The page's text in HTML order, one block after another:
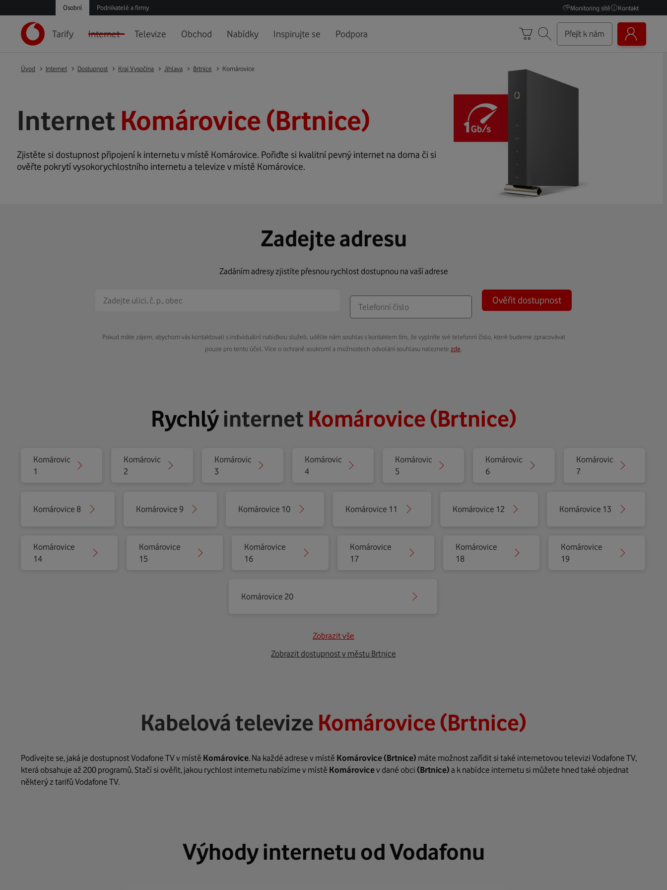
Osobní Podnikatelé a firmy Monitoring sítě Kontakt
Tarify Internet Televize Obchod Nabídky Inspirujte se Podpora Přejít k nám
Úvod Internet Dostupnost Kraj Vysočina Jihlava Brtnice Komárovice
Internet Komárovice (Brtnice)
Zjistěte si dostupnost připojení k internetu v místě Komárovice. Pořiďte si kvalitní pevný internet na doma či si
ověřte pokrytí vysokorychlostního internetu a televize v místě Komárovice.
Zadejte adresu
Zadáním adresy zjistíte přesnou rychlost dostupnou na vaší adrese
Ověřit dostupnost
Pokud máte zájem, abychom vás kontaktovali s individuální nabídkou služeb, udělte nám souhlas s kontaktem tím, že vyplníte své telefonní číslo, které budeme zpracovávat
pouze pro tento účel. Více o ochraně soukromí a možnostech odvolání souhlasu naleznete zde
Rychlýinternet Komárovice (Brtnice)
Komárovice
1
Komárovice
2
Komárovice
3
Komárovice
4
Komárovice
5
Komárovice
6
Komárovice
7
Komárovice 8 Komárovice 9 Komárovice 10 Komárovice 11 Komárovice 12 Komárovice 13
Komárovice
14
Komárovice
15
Komárovice
16
Komárovice
17
Komárovice
18
Komárovice
19
Komárovice 20
Zobrazit vše
Zobrazit dostupnost v městu Brtnice
Kabelová televize Komárovice (Brtnice)
Podívejte se, jaká je dostupnost Vodafone TV v místě Komárovice. Na každé adrese v místě Komárovice(Brtnice) máte možnost zařídit si také internetovou televizi Vodafone TV,
která obsahuje až 200 programů. Stačí si ověřit, jakou rychlost internetu nabízíme v místě Komárovicev dané obci (Brtnice) a k nabídce internetu si můžete hned také objednat
některý z tarifů Vodafone TV.
Výhody internetu od Vodafonu